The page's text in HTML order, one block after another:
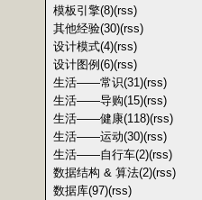
模板引擎(8)(rss)
其他经验(30)(rss)
设计模式(4)(rss)
设计图例(6)(rss)
生活——常识(31)(rss)
生活——导购(15)(rss)
生活——健康(118)(rss)
生活——运动(30)(rss)
生活——自行车(2)(rss)
数据结构 & 算法(2)(rss)
数据库(97)(rss)